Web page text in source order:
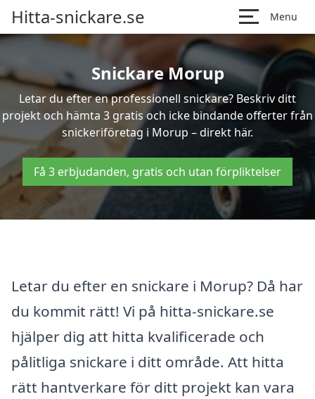
Hitta-snickare.se Menu
Snickare Morup
Letar du efter en professionell snickare? Beskriv ditt
projekt och hämta 3 gratis och icke bindande offerter från
snickeriföretag i Morup – direkt här.
Få 3 erbjudanden, gratis och utan förpliktelser
Letar du efter en snickare i Morup? Då har
du kommit rätt! Vi på hitta-snickare.se
hjälper dig att hitta kvalificerade och
pålitliga snickare i ditt område. Att hitta
rätt hantverkare för ditt projekt kan vara